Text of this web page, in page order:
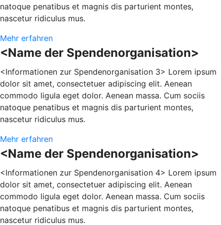
natoque penatibus et magnis dis parturient montes,
nascetur ridiculus mus.
Mehr erfahren
<Name der Spendenorganisation>
<Informationen zur Spendenorganisation 3> Lorem ipsum
dolor sit amet, consectetuer adipiscing elit. Aenean
commodo ligula eget dolor. Aenean massa. Cum sociis
natoque penatibus et magnis dis parturient montes,
nascetur ridiculus mus.
Mehr erfahren
<Name der Spendenorganisation>
<Informationen zur Spendenorganisation 4> Lorem ipsum
dolor sit amet, consectetuer adipiscing elit. Aenean
commodo ligula eget dolor. Aenean massa. Cum sociis
natoque penatibus et magnis dis parturient montes,
nascetur ridiculus mus.